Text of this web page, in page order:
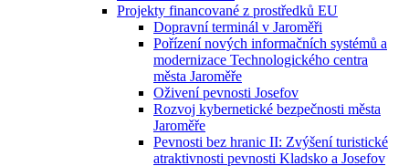
Projekty financované z prostředků EU
Dopravní terminál v Jaroměři
Pořízení nových informačních systémů a
modernizace Technologického centra
města Jaroměře
Oživení pevnosti Josefov
Rozvoj kybernetické bezpečnosti města
Jaroměře
Pevnosti bez hranic II: Zvýšení turistické
atraktivnosti pevnosti Kladsko a Josefov